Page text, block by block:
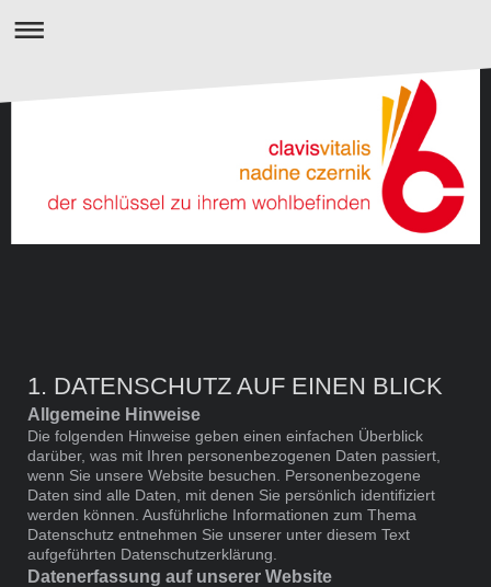
1. DATENSCHUTZ AUF EINEN BLICK
Allgemeine Hinweise
Die folgenden Hinweise geben einen einfachen Überblick
darüber, was mit Ihren personenbezogenen Daten passiert,
wenn Sie unsere Website besuchen. Personenbezogene
Daten sind alle Daten, mit denen Sie persönlich identifiziert
werden können. Ausführliche Informationen zum Thema
Datenschutz entnehmen Sie unserer unter diesem Text
aufgeführten Datenschutzerklärung.
Datenerfassung auf unserer Website